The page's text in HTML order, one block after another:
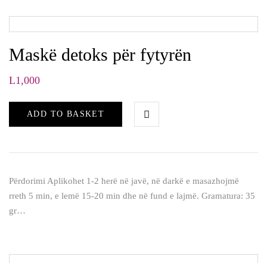
Maskë detoks për fytyrën
L1,000
ADD TO BASKET
Përdorimi Aplikohet 1-2 herë në javë, në darkë e masazhojmë
rreth 5 min, e lemë 15-20 min dhe në fund e lajmë. Gramatura: 35
gr…